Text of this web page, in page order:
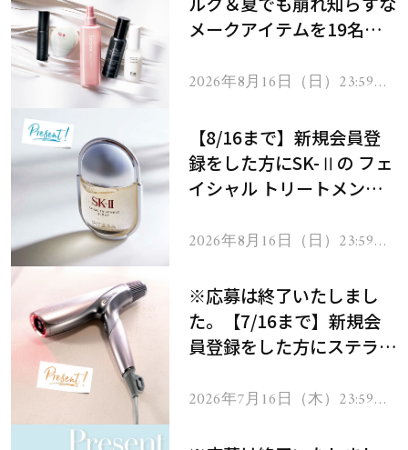
メークアイテムを19名様
2026年8月16日（日）23:59ま
【8/16まで】新規会員登
録をした方にSK-Ⅱの フェ
イシャル トリートメント
2026年8月16日（日）23:59ま
※応募は終了いたしまし
た。【7/16まで】新規会
員登録をした方にステラボ
ヘアドライヤー ジュエル
2026年7月16日（木）23:59ま